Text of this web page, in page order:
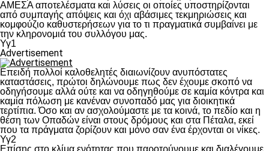
ΑΜΕΣΑ αποτελέσματα και λύσεις οι οποίες υποστηρίζονται
από συμπαγής απόψεις και όχι αβάσιμες τεκμηριώσεις και
κομφούζιο καθυστερήσεων για το τι πραγματικά συμβαίνει με
την κληρονομιά του συλλόγου μας.
Υγ1
Advertisement
Επειδή πολλοί καλοθελητές διαιωνίζουν ανυπόστατες
καταστάσεις, πρώτοι δηλώνουμε πως δεν έχουμε σκοπό να
οδηγήσουμε αλλά ούτε και να οδηγηθούμε σε καμία κόντρα και
καμία πόλωση με κανέναν συνοπαδό μας για διοικητικά
τερτίπια. Όσο και αν ασχολούμαστε με τα κοινά, το πεδίο και η
θέση των Οπαδών είναι στους δρόμους και στα Πέταλα, εκεί
που τα πράγματα ζορίζουν και μόνο σαν ένα έρχονται οι νίκες.
Υγ2
Επίσης στο κλίμα ενότητας που παροτρύνουμε και διαλέγουμε